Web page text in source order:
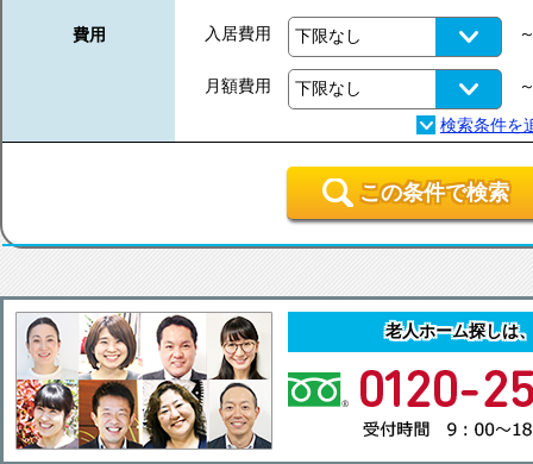
費用 入居費用
月額費用
この条件で検索
老人ホーム探しは